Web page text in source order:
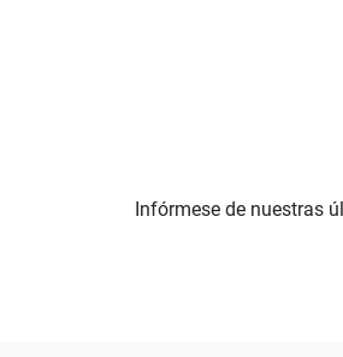
Infórmese de nuestras